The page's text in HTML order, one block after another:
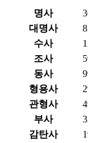
명사
대명사
수사
조사
동사
형용사
관형사
부사
감탄사